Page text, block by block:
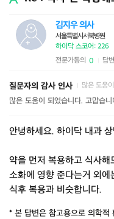
김지우 의사
서울특별시서북병원
하이닥 스코어: 226
전문가동의 0 답
질문자의 감사 인사 많은 도움
많은 도움이 되었습니다. 고맙습니
안녕하세요. 하이닥 내과
약을 먼저 복용하고 식사
소화에 영향 준다는거 외에
식후 복용과 비슷합니다.
* 본 답변은 참고용으로 의학적